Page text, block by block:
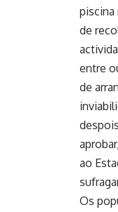
piscina
de
entre
de
ao
Os